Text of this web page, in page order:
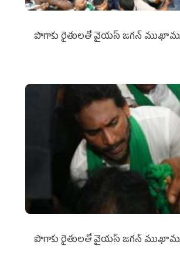
పొగాకు రైతుల‌తో వైయ‌స్ జ‌గ‌న్
పొగాకు రైతుల‌తో వైయ‌స్ జ‌గ‌న్